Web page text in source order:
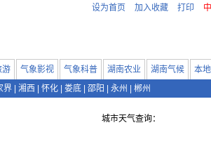
设为首页 加入收藏 打印
游 气象影视 气象科普 湖南农业 湖南气候 本
界 湘西 怀化 娄底 邵阳 永州 郴州
城市天气查询：